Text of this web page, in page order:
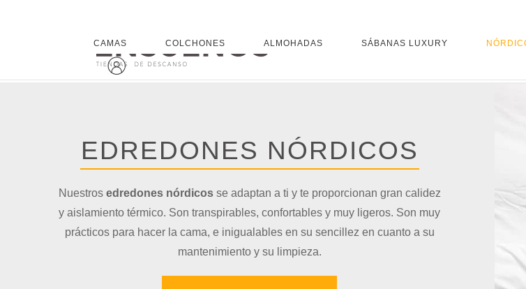
CAMAS COLCHONES ALMOHADAS SÁBANAS LUXURY
EDREDONES NÓRDICOS
Nuestrosedredones nórdicosse adaptan a ti y te proporcionan gran calidez
y aislamiento térmico. Son transpirables, confortables y muy ligeros. Son muy
prácticos para hacer la cama, e inigualables en su sencillez en cuanto a su
mantenimiento y su limpieza.